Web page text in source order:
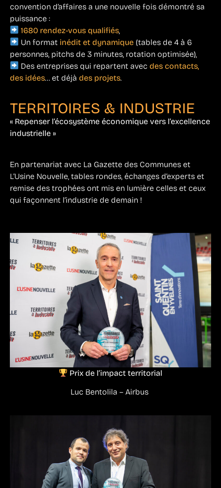
convention d’affaires a une nouvelle fois démontré sa
puissance :
1680 rendez-vous qualifiés,
Un format inédit et dynamique (tables de 4 à 6
personnes, pitchs de 3 minutes, rotation optimisée),
Des entreprises qui repartent avecdes contacts,
des idées… et déjà des projets.
TERRITOIRES & INDUSTRIE
« Repenser l’écosystème économique vers l’excellence
industrielle »
En partenariat avec La Gazette des Communes et
L’Usine Nouvelle, tables rondes, échanges d’experts et
remise des trophées ont mis en lumière celles et ceux
qui façonnent l’industrie de demain !
Prix de l’impact territorial
Luc Bentolila – Airbus